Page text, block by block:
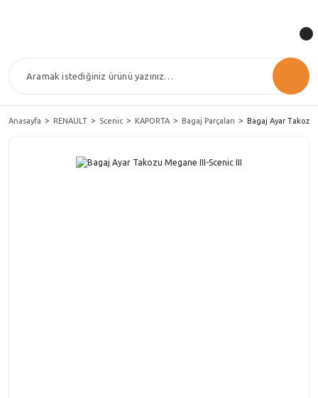
Anasayfa RENAULT Scenic KAPORTA Bagaj Parçaları Bagaj Ayar Takozu